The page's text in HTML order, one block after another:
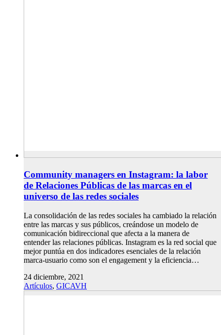
Community managers en Instagram: la labor
de Relaciones Públicas de las marcas en el
universo de las redes sociales
La consolidación de las redes sociales ha cambiado la relación
entre las marcas y sus públicos, creándose un modelo de
comunicación bidireccional que afecta a la manera de
entender las relaciones públicas. Instagram es la red social que
mejor puntúa en dos indicadores esenciales de la relación
marca-usuario como son el engagement y la eficiencia…
24 diciembre, 2021
Artículos, GICAVH